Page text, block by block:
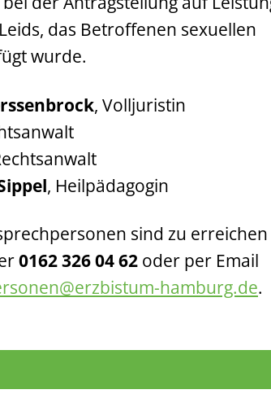
das Betroffenen sexuellen
wurde.
, Volljuristin
, Heilpädagogin
sind zu
0162 326 04 62 oder per Email
hamburg.de.